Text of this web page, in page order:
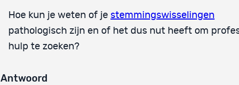
Hoe kun je weten of je stemmingswisselingen
pathologisch zijn en of het dus nut heeft om
hulp te zoeken?
Antwoord